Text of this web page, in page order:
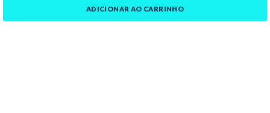
ADICIONAR AO CARRINHO